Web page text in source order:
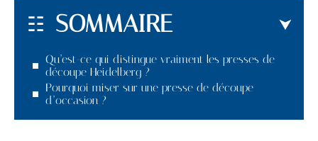
SOMMAIRE
Qu’est-ce qui distingue vraiment les presses de
découpe Heidelberg ?
Pourquoi miser sur une presse de découpe
d’occasion ?